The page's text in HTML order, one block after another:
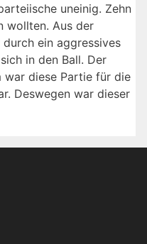
uneinig. Zehn
wollten. Aus der
ein aggressives
in den Ball. Der
war diese Partie für die
Deswegen war dieser